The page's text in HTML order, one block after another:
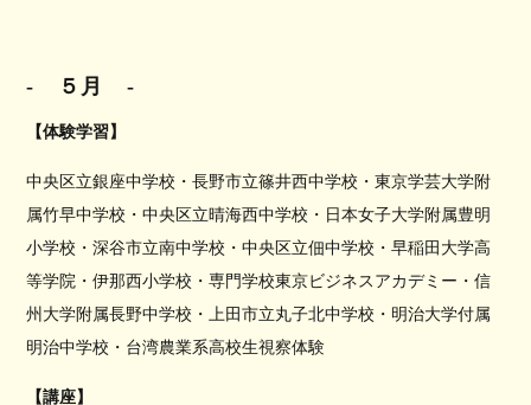
- ５月 -
【体験学習】
中央区立銀座中学校・長野市立篠井西中学校・ 東京学芸大学附
属竹早中学校・中央区立晴海西中学校・日本女子大学附属豊明
小学校・深谷市立南中学校・中央区立佃中学校・早稲田大学高
等学院・伊那西小学校・専門学校東京ビジネスアカデミー・信
州大学附属長野中学校・上田市立丸子北中学校・明治大学付属
明治中学校・台湾農業系高校生視察体験
【講座】